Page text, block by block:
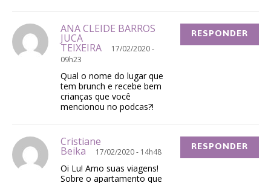
ANA CLEIDE BARROS
JUCA
TEIXEIRA
17/02/2020 -
09h23
Qual o nome do lugar que
tem brunch e recebe bem
crianças que você
mencionou no podcas?!
RESPONDER
Cristiane
Beika 17/02/2020 - 14h48
Oi Lu! Amo suas viagens!
Sobre o apartamento que
RESPONDER